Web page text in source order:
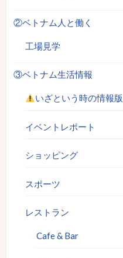
②ベトナム人と働く
工場見学
③ベトナム生活情報
いざという時の情報版
イベントレポート
ショッピング
スポーツ
レストラン
Cafe & Bar